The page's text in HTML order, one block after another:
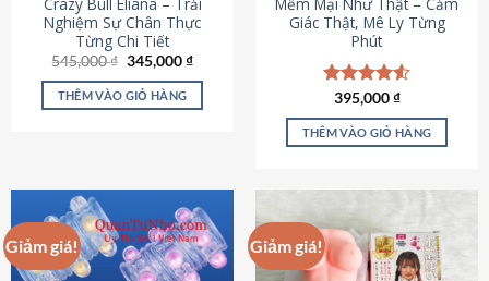
Crazy Bull Eliana – Trải
Nghiệm Sự Chân Thực
Từng Chi Tiết
545,000₫ Giá
là:
545,000 ₫.
345,000₫Giá
tại
THÊM VÀO GIỎ HÀNG
Mềm Mại Như Thật – Cảm
Giác Thật, Mê Ly Từng
Phút
Được xếp
hạng4.53
5 sao
395,000₫
THÊM VÀO GIỎ HÀNG
Giảm giá! Giảm giá!